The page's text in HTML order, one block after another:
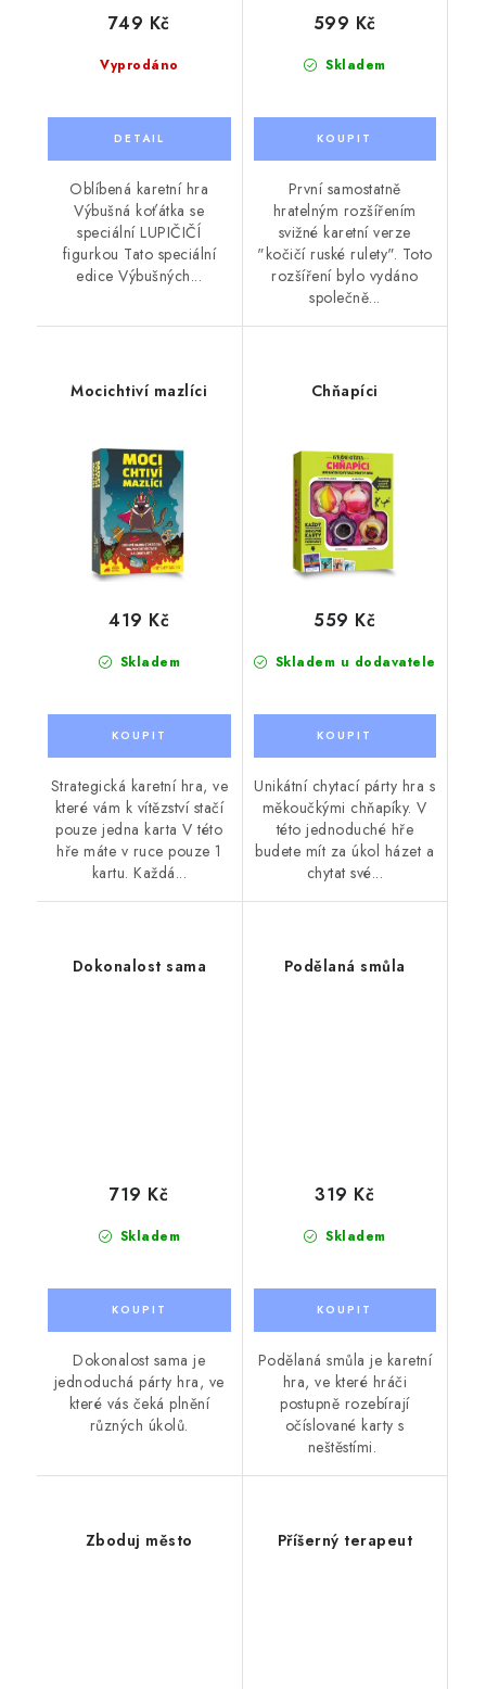
Vyprodáno
749 Kč
Oblíbená karetní hra
Výbušná koťátka se
speciální LUPIČIČÍ
figurkou Tato speciální
edice Výbušných...
Skladem
599 Kč
První samostatně
hratelným rozšířením
svižné karetní verze
"kočičí ruské rulety". Toto
rozšíření bylo vydáno
společně...
Mocichtiví mazlíci
Skladem
419 Kč
Strategická karetní hra, ve
které vám k vítězství stačí
pouze jedna karta V této
hře máte v ruce pouze 1
kartu. Každá...
Chňapíci
Skladem u dodavatele
559 Kč
Unikátní chytací párty hra s
měkoučkými chňapíky. V
této jednoduché hře
budete mít za úkol házet a
chytat své...
Dokonalost sama
Skladem
719 Kč
Dokonalost sama je
jednoduchá párty hra, ve
které vás čeká plnění
různých úkolů.
Podělaná smůla
Skladem
319 Kč
Podělaná smůla je karetní
hra, ve které hráči
postupně rozebírají
očíslované karty s
neštěstími.
Zboduj město Příšerný terapeut